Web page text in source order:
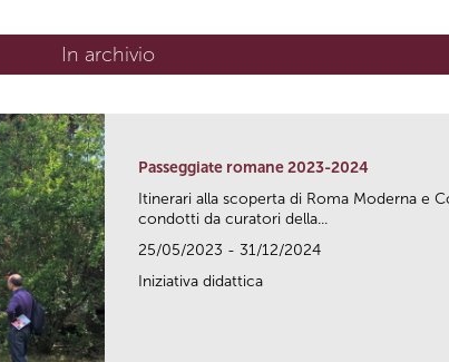
In archivio
Passeggiate romane 2023-2024
Itinerari alla scoperta di Roma Moderna e
condotti da curatori della...
25/05/2023 - 31/12/2024
Iniziativa didattica